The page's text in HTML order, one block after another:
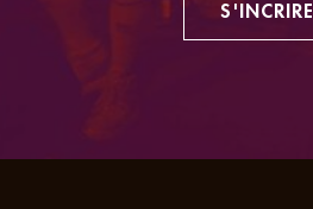
S'INCRIRE